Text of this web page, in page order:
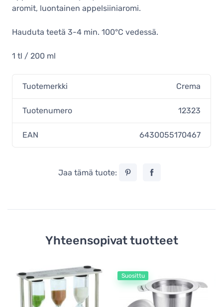
aromit, luontainen appelsiiniaromi.
Hauduta teetä 3-4 min. 100°C vedessä.
1 tl / 200 ml
Tuotemerkki Crema
Tuotenumero 12323
EAN 6430055170467
Jaa tämä tuote:
Yhteensopivat tuotteet
Suosittu